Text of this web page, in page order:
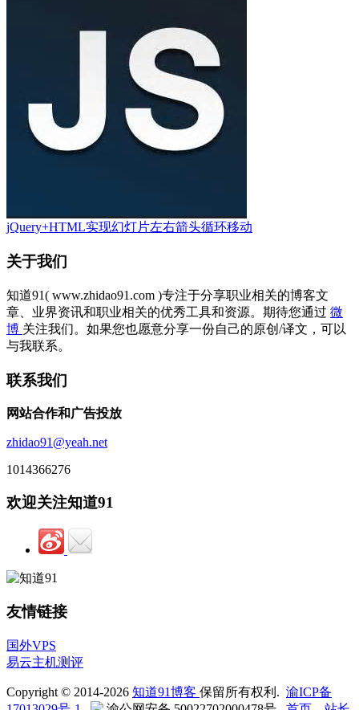
jQuery+HTML实现幻灯片左右箭头循环移动
关于我们
知道91( www.zhidao91.com )专注于分享职业相关的博客文
章、业界资讯和职业相关的优秀工具和资源。期待您通过 微
博 关注我们。如果您也愿意分享一份自己的原创/译文，可以
与我联系。
联系我们
网站合作和广告投放
zhidao91@yeah.net
1014366276
欢迎关注知道91
友情链接
国外VPS
易云主机测评
Copyright © 2014-2026 知道91博客 保留所有权利. 渝ICP备